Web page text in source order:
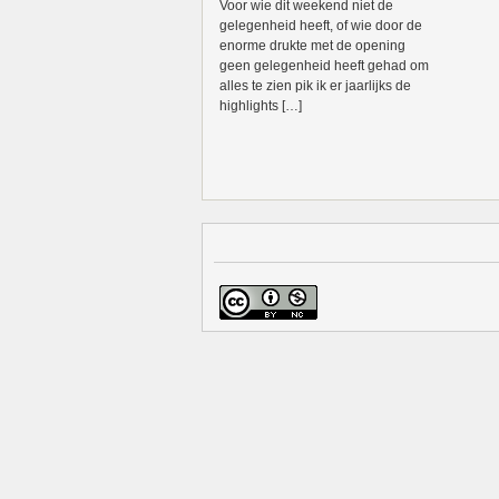
Voor wie dit weekend niet de
gelegenheid heeft, of wie door de
enorme drukte met de opening
geen gelegenheid heeft gehad om
alles te zien pik ik er jaarlijks de
highlights […]